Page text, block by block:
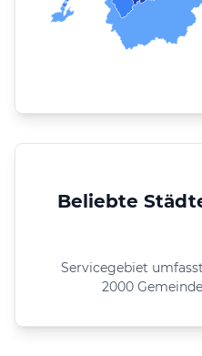
Beliebte
Servicegebiet
2000